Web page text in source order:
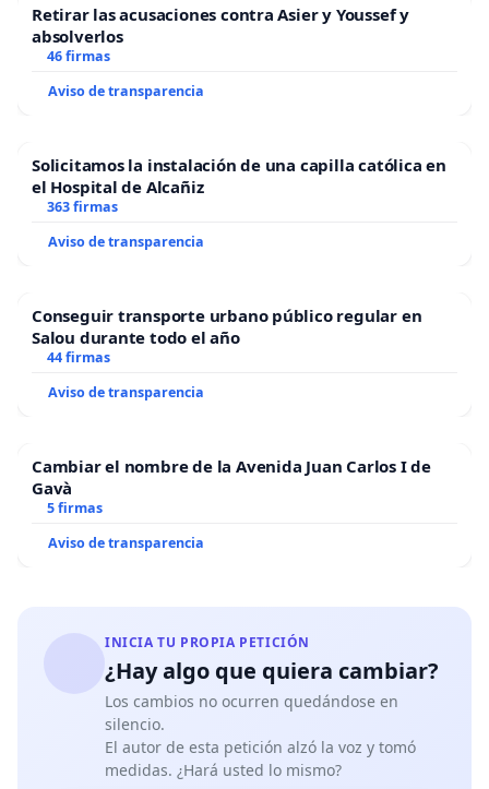
Retirar las acusaciones contra Asier y Youssef y
absolverlos
46 firmas
Aviso de transparencia
Solicitamos la instalación de una capilla católica en
el Hospital de Alcañiz
363 firmas
Aviso de transparencia
Conseguir transporte urbano público regular en
Salou durante todo el año
44 firmas
Aviso de transparencia
Cambiar el nombre de la Avenida Juan Carlos I de
Gavà
5 firmas
Aviso de transparencia
INICIA TU PROPIA PETICIÓN
¿Hay algo que quiera cambiar?
Los cambios no ocurren quedándose en
silencio.
El autor de esta petición alzó la voz y tomó
medidas. ¿Hará usted lo mismo?